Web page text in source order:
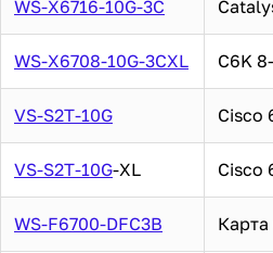
WS-X6716-10G-3C
WS-X6708-10G-3CXL C6K
VS-S2T-10G Cisco
VS-S2T-10G-XL Cisco
WS-F6700-DFC3B